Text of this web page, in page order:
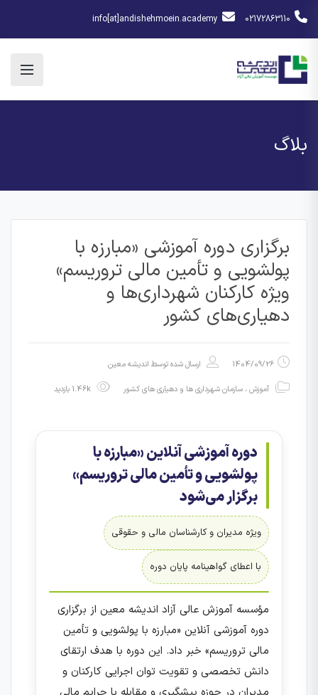
02172863110
info[at]andishehmoein.academy
بلاگ
برگزاری دوره آموزشی «مبارزه با
پولشویی و تأمین مالی تروریسم»
ویژه کارکنان شهرداری‌ها و
دهیاری‌های کشور
1404/09/26 ارسال شده توسط اندیشه معین
آموزش، سازمان شهرداری ها و دهیاری های کشور
دوره آموزشی آنلاین «مبارزه با
پولشویی و تأمین مالی تروریسم»
برگزار می‌شود
ویژه مدیران و کارشناسان مالی و حقوقی
با اعطای گواهینامه پایان دوره
مؤسسه آموزش عالی آزاد اندیشه معین از برگزاری
دوره آموزشی آنلاین «مبارزه با پولشویی و تأمین
مالی تروریسم» خبر داد. این دوره با هدف ارتقای
دانش تخصصی و تقویت توان اجرایی کارکنان و